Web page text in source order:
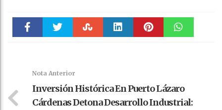
Nota Anterior
Inversión Histórica En Puerto Lázaro
Cárdenas Detona Desarrollo Industrial: